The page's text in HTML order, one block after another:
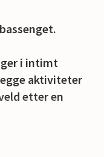
i intimt
aktiviteter
etter en
på de